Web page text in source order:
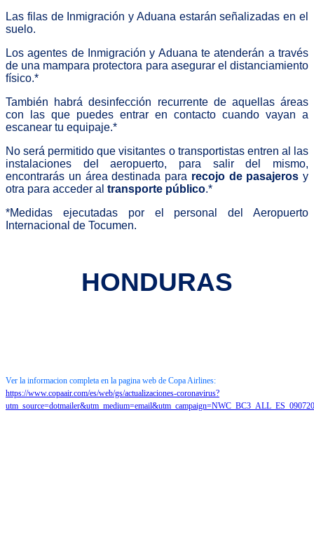
Las filas de Inmigración y Aduana estarán señalizadas en el
suelo.
Los agentes de Inmigración y Aduana te atenderán a través
de una mampara protectora para asegurar el distanciamiento
físico.*
También habrá desinfección recurrente de aquellas áreas
con las que puedes entrar en contacto cuando vayan a
escanear tu equipaje.*
No será permitido que visitantes o transportistas entren al las
instalaciones del aeropuerto, para salir del mismo,
encontrarás un área destinada para recojo de pasajeros y
otra para acceder al transporte público.*
*Medidas ejecutadas por el personal del Aeropuerto
Internacional de Tocumen.
HONDURAS
Ver la informacion completa en la pagina web de Copa Airlines:
https://www.copaair.com/es/web/gs/actualizaciones-coronavirus?